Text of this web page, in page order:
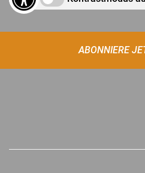
ABONNIERE